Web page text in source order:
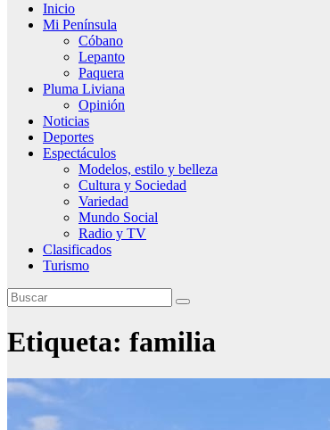
Inicio
Mi Península
Cóbano
Lepanto
Paquera
Pluma Liviana
Opinión
Noticias
Deportes
Espectáculos
Modelos, estilo y belleza
Cultura y Sociedad
Variedad
Mundo Social
Radio y TV
Clasificados
Turismo
Etiqueta: familia